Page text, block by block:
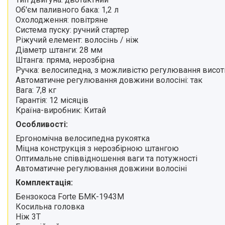
Об'єм паливного бака: 1,2 л
Охолодження: повітряне
Система пуску: ручний стартер
Ріжучий елемент: волосінь / ніж
Діаметр штанги: 28 мм
Штанга: пряма, нерозбірна
Ручка: велосипедна, з можливістю регулювання
Автоматичне регулювання довжини волосіні: так
Вага: 7,8 кг
Гарантія: 12 місяців
Країна-виробник: Китай
Особливості:
Ергономічна велосипедна рукоятка
Міцна конструкція з нерозбірною штангою
Оптимальне співвідношення ваги та потужності
Автоматичне регулювання довжини волосіні
Комплектація:
Бензокоса Forte БMK-1943М
Косильна головка
Ніж 3Т